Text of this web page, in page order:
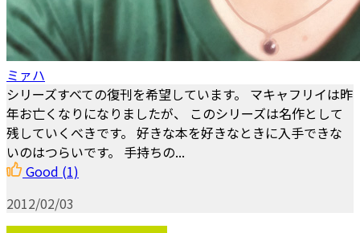
ミァハ
シリーズすべての復刊を希望しています。 マキャフリイは昨
年お亡くなりになりましたが、 このシリーズは名作として
残していくべきです。 好きな本を好きなときに入手できな
いのはつらいです。 手持ちの...
Good (1)
2012/02/03